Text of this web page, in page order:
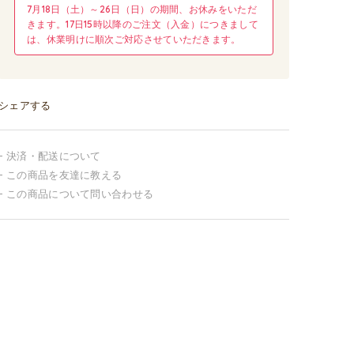
7月18日（土）～26日（日）の期間、お休みをいただ
きます。17日15時以降のご注文（入金）につきまして
は、休業明けに順次ご対応させていただきます。
シェアする
決済・配送について
この商品を友達に教える
この商品について問い合わせる